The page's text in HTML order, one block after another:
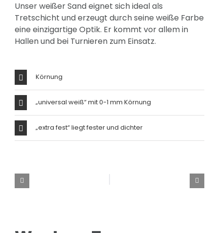
Unser weißer Sand eignet sich ideal als
Tretschicht und erzeugt durch seine weiße Farbe
eine einzigartige Optik. Er kommt vor allem in
Hallen und bei Turnieren zum Einsatz.
Körnung
„universal weiß“ mit 0-1 mm Körnung
„extra fest“ liegt fester und dichter